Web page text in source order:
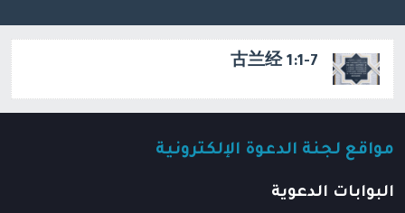
古兰经 1:1-7
مواقع لجنة الدعوة الإلكترونية
البوابات الدعوية